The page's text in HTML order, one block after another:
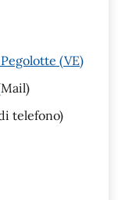
(VE)
telefono)